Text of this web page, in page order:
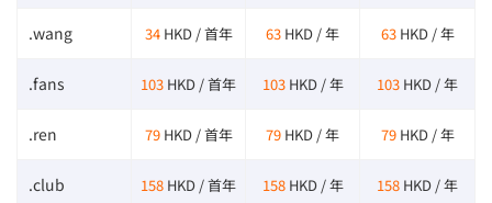
.wang 34 HKD / 首年 63 HKD / 年 63 HKD / 年
.fans 103 HKD / 首年 103 HKD / 年 103 HKD / 年
.ren 79 HKD / 首年 79 HKD / 年 79 HKD / 年
.club 158 HKD / 首年 158 HKD / 年 158 HKD / 年